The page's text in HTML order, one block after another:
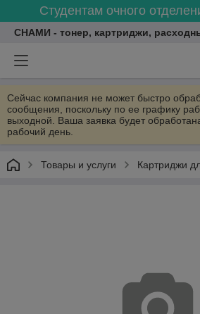
Студентам очного
СНАМИ - тонер, картриджи,
Сейчас компания не может быстро
сообщения, поскольку по ее графику
выходной. Ваша заявка будет
рабочий день.
Товары и услуги Картриджи